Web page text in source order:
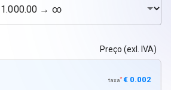
Preço (exl. IVA)
taxa* € 0.002